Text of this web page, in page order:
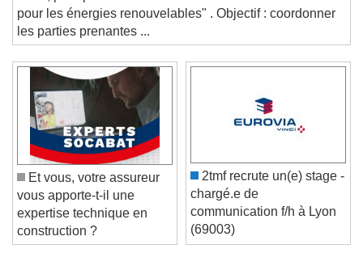
Paris, pour poser les bases d'une "Alliance des HLM
pour les énergies renouvelables" . Objectif : coordonner
les parties prenantes ...
Et vous, votre assureur
vous apporte-t-il une
expertise technique en
construction ?
2tmf recrute un(e) stage -
chargé.e de
communication f/h à Lyon
(69003)